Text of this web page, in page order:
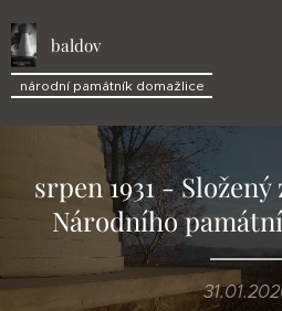
baldov
národní památník domažlice
srpen 1931 -
Národního